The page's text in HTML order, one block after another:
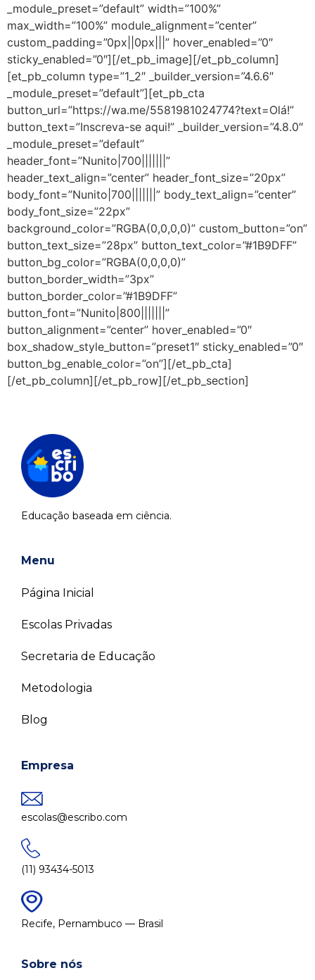
_module_preset=”default” width=”100%”
max_width=”100%” module_alignment=”center”
custom_padding=”0px||0px|||” hover_enabled=”0″
sticky_enabled=”0″][/et_pb_image][/et_pb_column]
[et_pb_column type=”1_2″ _builder_version=”4.6.6″
_module_preset=”default”][et_pb_cta
button_url=”https://wa.me/5581981024774?text=Olá!”
button_text=”Inscreva-se aqui!” _builder_version=”4.8.0″
_module_preset=”default”
header_font=”Nunito|700|||||||”
header_text_align=”center” header_font_size=”20px”
body_font=”Nunito|700|||||||” body_text_align=”center”
body_font_size=”22px”
background_color=”RGBA(0,0,0,0)” custom_button=”on”
button_text_size=”28px” button_text_color=”#1B9DFF”
button_bg_color=”RGBA(0,0,0,0)”
button_border_width=”3px”
button_border_color=”#1B9DFF”
button_font=”Nunito|800|||||||”
button_alignment=”center” hover_enabled=”0″
box_shadow_style_button=”preset1″ sticky_enabled=”0″
button_bg_enable_color=”on”][/et_pb_cta]
[/et_pb_column][/et_pb_row][/et_pb_section]
Educação baseada em ciência.
Menu
Página Inicial
Escolas Privadas
Secretaria de Educação
Metodologia
Blog
Empresa
escolas@escribo.com
(11) 93434-5013
Recife, Pernambuco — Brasil
Sobre nós